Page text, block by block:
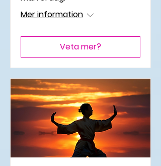
Mer information
Veta mer?